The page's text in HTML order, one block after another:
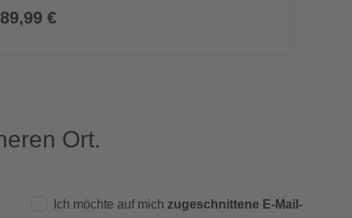
89,99 €
Ort.
Ich möchte auf mich zugeschnittene E-Mail-